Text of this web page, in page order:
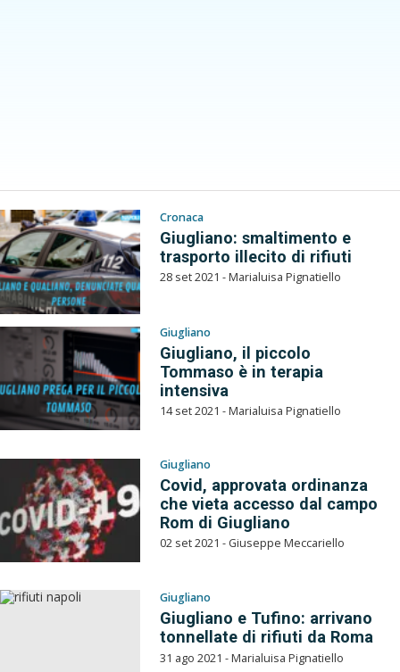
Cronaca
Giugliano: smaltimento e
trasporto illecito di rifiuti
28 set 2021 - Marialuisa Pignatiello
Giugliano
Giugliano, il piccolo
Tommaso è in terapia
intensiva
14 set 2021 - Marialuisa Pignatiello
Giugliano
Covid, approvata ordinanza
che vieta accesso dal campo
Rom di Giugliano
02 set 2021 - Giuseppe Meccariello
Giugliano
Giugliano e Tufino: arrivano
tonnellate di rifiuti da Roma
31 ago 2021 - Marialuisa Pignatiello